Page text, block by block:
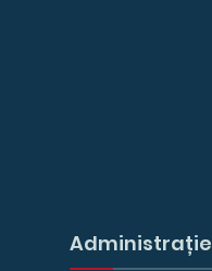
Administrație